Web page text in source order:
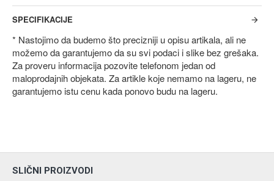
SPECIFIKACIJE
* Nastojimo da budemo što precizniji u opisu artikala, ali ne
možemo da garantujemo da su svi podaci i slike bez grešaka.
Za proveru informacija pozovite telefonom jedan od
maloprodajnih objekata. Za artikle koje nemamo na lageru, ne
garantujemo istu cenu kada ponovo budu na lageru.
SLIČNI PROIZVODI